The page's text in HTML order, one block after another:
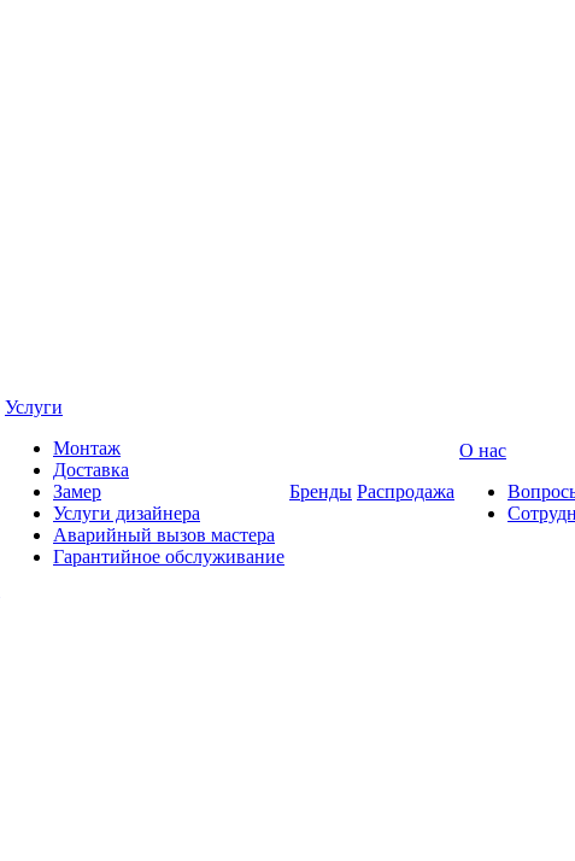
Услуги
Монтаж
Доставка
Замер
Услуги дизайнера
Аварийный вызов мастера
Гарантийное обслуживание
Бренды Распродажа
О нас